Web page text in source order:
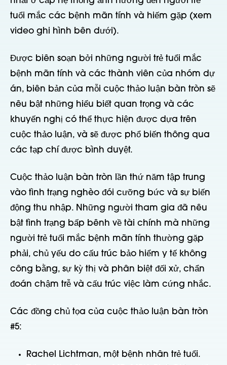
tuổi mắc các bệnh mãn tính và hiếm gặp (xem
video ghi hình bên dưới).
Được biên soạn bởi những người trẻ tuổi mắc
bệnh mãn tính và các thành viên của nhóm dự
án, biên bản của mỗi cuộc thảo luận bàn tròn sẽ
nêu bật những hiểu biết quan trọng và các
khuyến nghị có thể thực hiện được dựa trên
cuộc thảo luận, và sẽ được phổ biến thông qua
các tạp chí được bình duyệt.
Cuộc thảo luận bàn tròn lần thứ năm tập trung
vào tình trạng nghèo đói cưỡng bức và sự biến
động thu nhập. Những người tham gia đã nêu
bật tình trạng bấp bênh về tài chính mà những
người trẻ tuổi mắc bệnh mãn tính thường gặp
phải, chủ yếu do cấu trúc bảo hiểm y tế không
công bằng, sự kỳ thị và phân biệt đối xử, chẩn
đoán chậm trễ và cấu trúc việc làm cứng nhắc.
Các đồng chủ tọa của cuộc thảo luận bàn tròn
#5:
Rachel Lichtman, một bệnh nhân trẻ tuổi.